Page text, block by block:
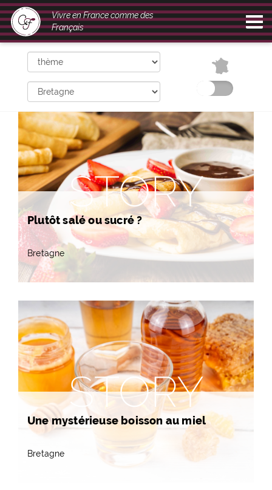
Vivre en France comme des
Français
STORY
Plutôt salé ou sucré ?
Bretagne
STORY
Une mystérieuse boisson au miel
Bretagne